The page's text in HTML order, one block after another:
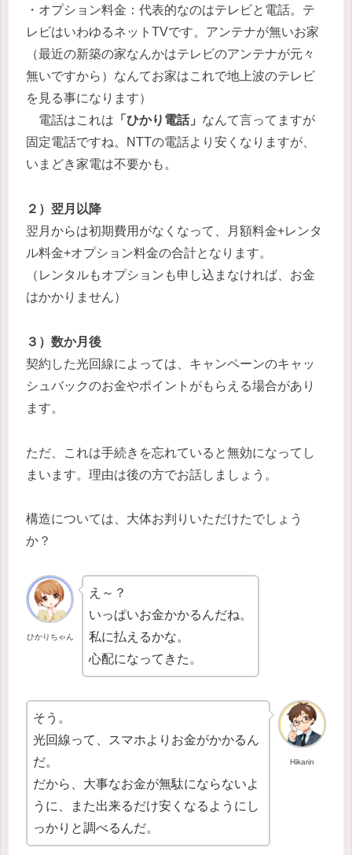
・オプション料金：代表的なのはテレビと電話。テ
レビはいわゆるネットTVです。アンテナが無いお家
（最近の新築の家なんかはテレビのアンテナが元々
無いですから）なんてお家はこれで地上波のテレビ
を見る事になります）
電話はこれは 「ひかり電話」 なんて言ってますが
固定電話ですね。NTTの電話より安くなりますが、
いまどき家電は不要かも。
２）翌月以降
翌月からは初期費用がなくなって、月額料金+レンタ
ル料金+オプション料金の合計となります。
（レンタルもオプションも申し込まなければ、お金
はかかりません）
３）数か月後
契約した光回線によっては、キャンペーンのキャッ
シュバックのお金やポイントがもらえる場合があり
ます。
ただ、これは手続きを忘れていると無効になってし
まいます。理由は後の方でお話しましょう。
構造については、大体お判りいただけたでしょう
か？
ひかりちゃん
え～？
いっぱいお金かかるんだね。
私に払えるかな。
心配になってきた。
Hikarin
そう。
光回線って、スマホよりお金がかかるん
だ。
だから、大事なお金が無駄にならないよ
うに、また出来るだけ安くなるようにし
っかりと調べるんだ。